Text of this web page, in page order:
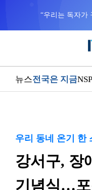
“우리는 독자가
뉴스전국은 지금
우리 동네 온기 한
강서구, 장
기념식…포